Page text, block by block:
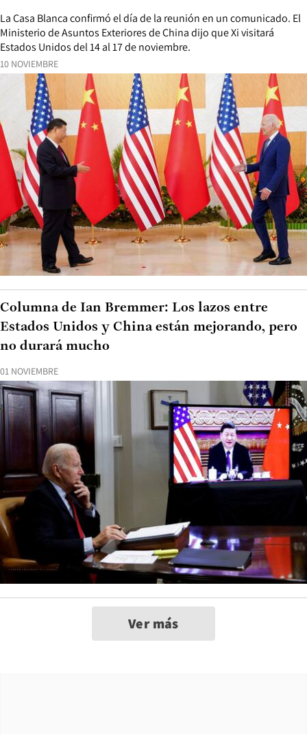
10 NOVIEMBRE
La Casa Blanca confirmó el día de la reunión en un comunicado. El
Ministerio de Asuntos Exteriores de China dijo que Xi visitará
Estados Unidos del 14 al 17 de noviembre.
01 NOVIEMBRE
Columna de Ian Bremmer: Los lazos entre
Estados Unidos y China están mejorando, pero
no durará mucho
Ver más